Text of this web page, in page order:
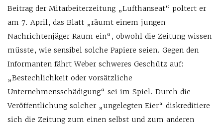
Beitrag der Mitarbeiterzeitung „Lufthanseat“ poltert er
am 7. April, das Blatt „räumt einem jungen
Nachrichtenjäger Raum ein“, obwohl die Zeitung wissen
müsste, wie sensibel solche Papiere seien. Gegen den
Informanten fährt Weber schweres Geschütz auf:
„Bestechlichkeit oder vorsätzliche
Unternehmensschädigung“ sei im Spiel. Durch die
Veröffentlichung solcher „ungelegten Eier“ diskreditiere
sich die Zeitung zum einen selbst und zum anderen